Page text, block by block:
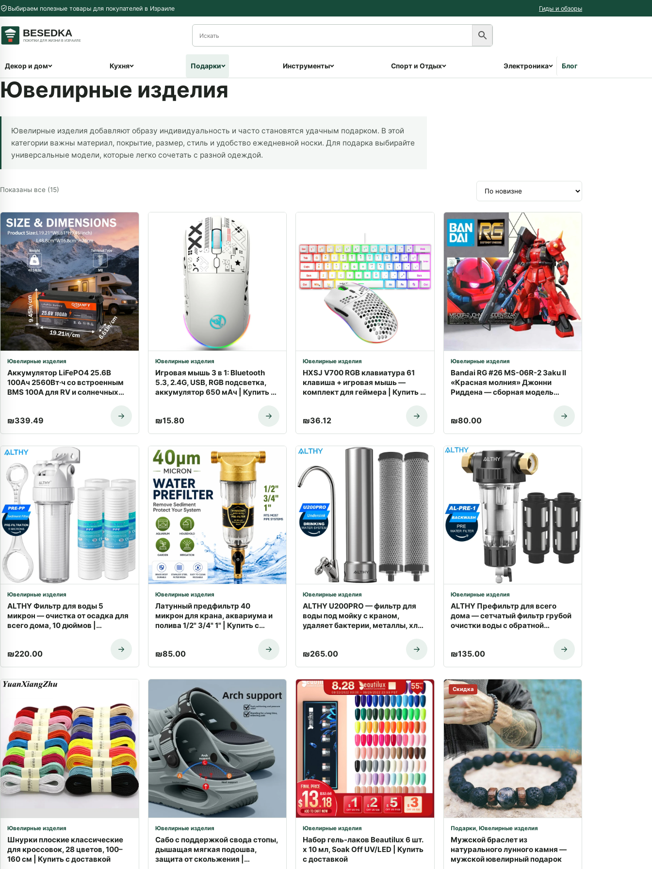
Перейти к содержимому
Выбираем полезные товары для покупателей в Израиле Гиды и обзоры
Декор и дом Кухня Подарки Инструменты Спорт и Отдых Электроника Блог
Ювелирные изделия
Ювелирные изделия добавляют образу индивидуальность и часто становятся удачным подарком. В этой
категории важны материал, покрытие, размер, стиль и удобство ежедневной носки. Для подарка выбирайте
универсальные модели, которые легко сочетать с разной одеждой.
Показаны все (15)
Ювелирные изделия
Аккумулятор LiFePO4 25.6В
100Ач 2560Вт·ч со встроенным
BMS 100А для RV и солнечных
₪339.49
Ювелирные изделия
Игровая мышь 3 в 1: Bluetooth
5.3, 2.4G, USB, RGB подсветка,
аккумулятор 650 мАч | Купить с
₪15.80
Ювелирные изделия
HXSJ V700 RGB клавиатура 61
клавиша + игровая мышь —
комплект для геймера | Купить с
₪36.12
Ювелирные изделия
Bandai RG #26 MS-06R-2 Зaku II
«Красная молния» Джонни
Риддена — сборная модель
₪80.00
Ювелирные изделия
ALTHY Фильтр для воды 5
микрон — очистка от осадка для
всего дома, 10 дюймов |
₪220.00
Ювелирные изделия
Латунный предфильтр 40
микрон для крана, аквариума и
полива 1/2" 3/4" 1" | Купить с
₪85.00
Ювелирные изделия
ALTHY U200PRO — фильтр для
воды под мойку с краном,
удаляет бактерии, металлы, хлор
₪265.00
Ювелирные изделия
ALTHY Префильтр для всего
дома — сетчатый фильтр грубой
очистки воды с обратной
₪135.00
Ювелирные изделия
Шнурки плоские классические
для кроссовок, 28 цветов, 100–
160 см | Купить с доставкой
Ювелирные изделия
Сабо с поддержкой свода стопы,
дышащая мягкая подошва,
защита от скольжения |
Ювелирные изделия
Набор гель-лаков Beautilux 6 шт.
x 10 мл, Soak Off UV/LED | Купить
с доставкой
Скидка
Подарки, Ювелирные изделия
Мужской браслет из
натурального лунного камня —
мужской ювелирный подарок